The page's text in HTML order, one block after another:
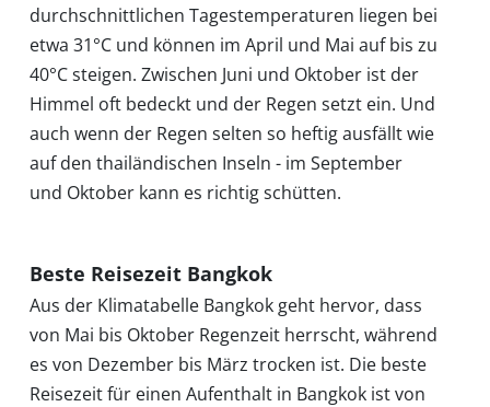
Startseite
Klimatabellen
Beste
Wann
wohin?
durchschnittlichen Tagestemperaturen liegen bei
etwa 31°C und können im April und Mai auf bis zu
40°C steigen. Zwischen Juni und Oktober ist der
Himmel oft bedeckt und der Regen setzt ein. Und
auch wenn der Regen selten so heftig ausfällt wie
auf den thailändischen Inseln - im September
und Oktober kann es richtig schütten.
Beste Reisezeit Bangkok
Aus der Klimatabelle Bangkok geht hervor, dass
von Mai bis Oktober Regenzeit herrscht, während
es von Dezember bis März trocken ist. Die beste
Reisezeit für einen Aufenthalt in Bangkok ist von